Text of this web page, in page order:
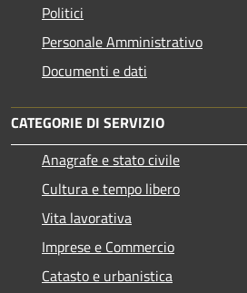
Politici
Personale Amministrativo
Documenti e dati
CATEGORIE DI SERVIZIO
Anagrafe e stato civile
Cultura e tempo libero
Vita lavorativa
Imprese e Commercio
Catasto e urbanistica